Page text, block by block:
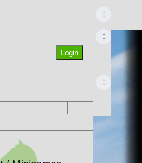
Login
/ Minigames
Server